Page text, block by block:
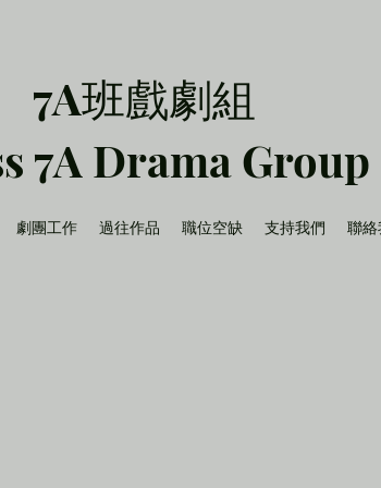
7A班戲劇組
7A Drama Group
劇團工作 過往作品 職位空缺 支持我們 聯